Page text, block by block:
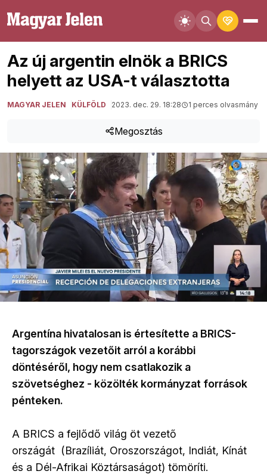
Az új argentin elnök a BRICS
helyett az USA-t választotta
MAGYAR JELEN KÜLFÖLD 2023. dec. 29. 18:28 1 perces olvasmány
Megosztás
Argentína hivatalosan is értesítette a BRICS-
tagországok vezetőit arról a korábbi
döntéséről, hogy nem csatlakozik a
szövetséghez - közölték kormányzat források
pénteken.
A BRICS a fejlődő világ öt vezető
országát (Brazíliát, Oroszországot, Indiát, Kínát
és a Dél-Afrikai Köztársaságot) tömöríti.